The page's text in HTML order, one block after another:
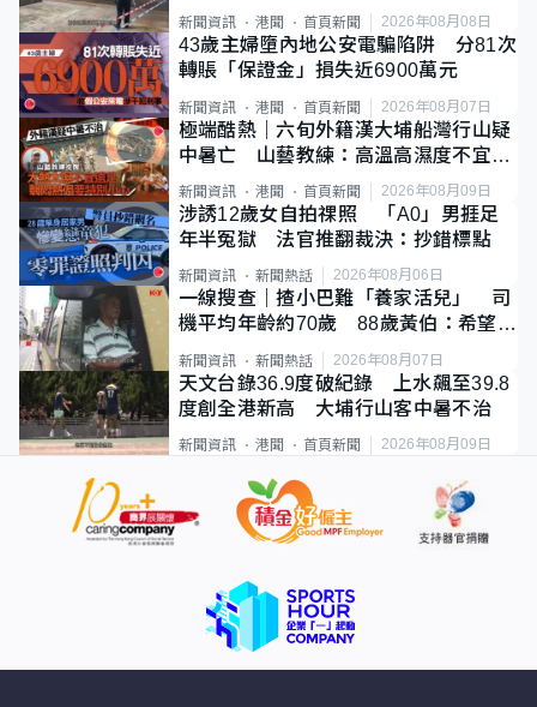
斃
新聞資訊 港聞 首頁新聞 2026年08月08日
43歲主婦墮內地公安電騙陷阱 分81次
轉賬「保證金」損失近6900萬元
新聞資訊 港聞 首頁新聞 2026年08月07日
極端酷熱｜六旬外籍漢大埔船灣行山疑
中暑亡 山藝教練：高溫高濕度不宜遠
足
新聞資訊 港聞 首頁新聞 2026年08月09日
涉誘12歲女自拍祼照 「A0」男捱足
年半冤獄 法官推翻裁決：抄錯標點
新聞資訊 新聞熱話 2026年08月06日
一線搜查｜揸小巴難「養家活兒」 司
機平均年齡約70歲 88歲黃伯：希望一
直揸落去
新聞資訊 新聞熱話 2026年08月07日
天文台錄36.9度破紀錄 上水飆至39.8
度創全港新高 大埔行山客中暑不治
新聞資訊 港聞 首頁新聞 2026年08月09日